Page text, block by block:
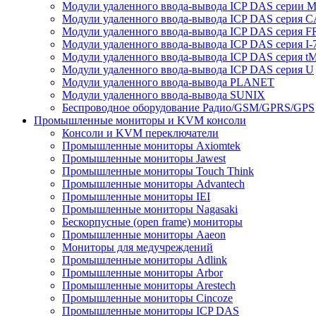
Модули удаленного ввода-вывода ICP DAS серии M
Модули удаленного ввода-вывода ICP DAS серия
Модули удаленного ввода-вывода ICP DAS серия
Модули удаленного ввода-вывода ICP DAS серия I-
Модули удаленного ввода-вывода ICP DAS серия
Модули удаленного ввода-вывода ICP DAS серия U
Модули удаленного ввода-вывода PLANET
Модули удаленного ввода-вывода SUNIX
Беспроводное оборудование Радио/GSM/GPRS/GPS
Промышленные мониторы и KVM консоли
Консоли и KVM переключатели
Промышленные мониторы Axiomtek
Промышленные мониторы Jawest
Промышленные мониторы Touch Think
Промышленные мониторы Advantech
Промышленные мониторы IEI
Промышленные мониторы Nagasaki
Бескорпусные (open frame) мониторы
Промышленные мониторы Aaeon
Мониторы для медучреждений
Промышленные мониторы Adlink
Промышленные мониторы Arbor
Промышленные мониторы Arestech
Промышленные мониторы Cincoze
Промышленные мониторы ICP DAS